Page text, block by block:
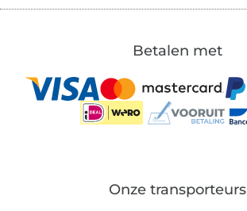
Betalen met
Onze transporteurs